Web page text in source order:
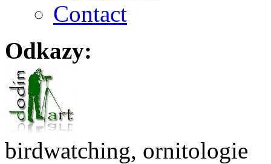
Contact
Odkazy:
birdwatching, ornitologie